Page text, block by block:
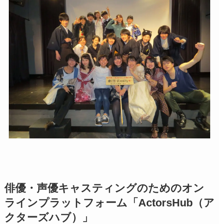
俳優・声優キャスティングのためのオン
ラインプラットフォーム「ActorsHub（ア
クターズハブ）」